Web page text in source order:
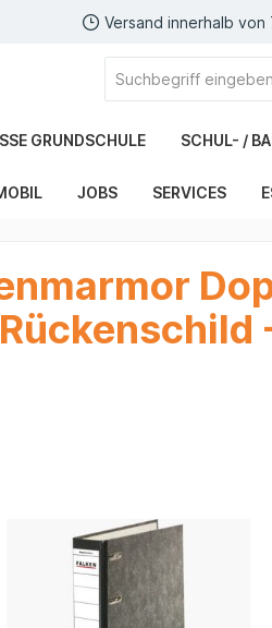
Versand innerhalb
GRUNDSCHULE SCHUL- /
JOBS SERVICES